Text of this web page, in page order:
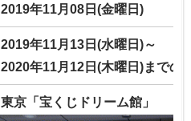
2019年11月08日(金曜日)
2019年11月13日(水曜日)～
2020年11月12日(木曜日)までの
東京「宝くじドリーム館」